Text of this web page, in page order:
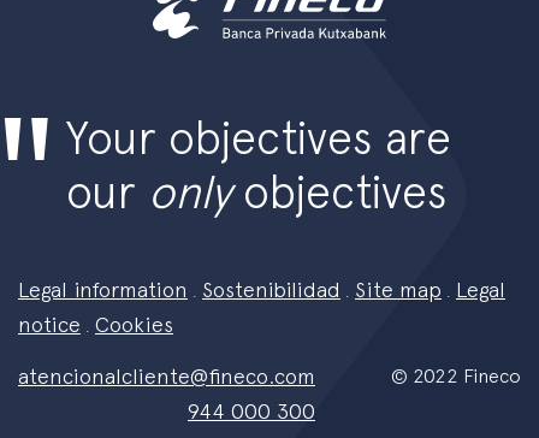
Your objectives are
our onlyobjectives
Legal information Sostenibilidad Site map
Legal
notice
Cookies
atencionalcliente@fineco.com
944 000 300
© 2022 Fineco